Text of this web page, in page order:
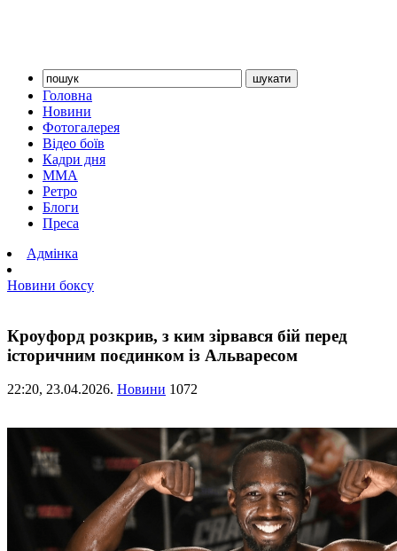
Головна
Новини
Фотогалерея
Відео боїв
Кадри дня
ММА
Ретро
Блоги
Преса
Адмінка
Новини боксу
Кроуфорд розкрив, з ким зірвався бій перед
історичним поєдинком із Альваресом
22:20, 23.04.2026. Новини 1072